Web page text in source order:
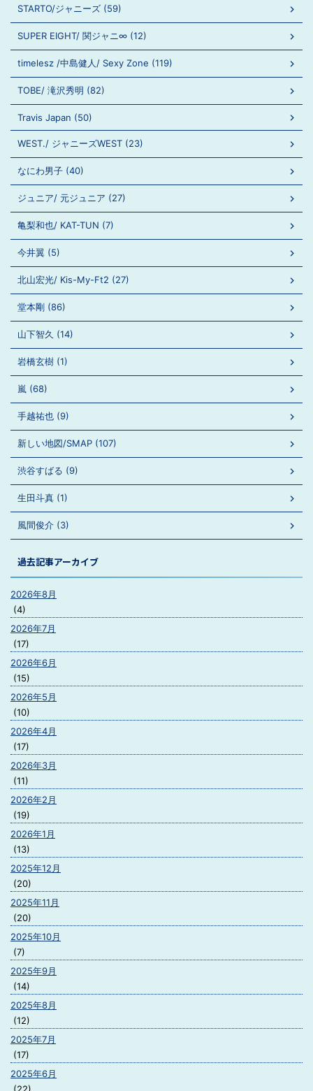
STARTO/ジャニーズ (59)
SUPER EIGHT/ 関ジャニ∞ (12)
timelesz /中島健人/ Sexy Zone (119)
TOBE/ 滝沢秀明 (82)
Travis Japan (50)
WEST./ ジャニーズWEST (23)
なにわ男子 (40)
ジュニア/ 元ジュニア (27)
亀梨和也/ KAT-TUN (7)
今井翼 (5)
北山宏光/ Kis-My-Ft2 (27)
堂本剛 (86)
山下智久 (14)
岩橋玄樹 (1)
嵐 (68)
手越祐也 (9)
新しい地図/SMAP (107)
渋谷すばる (9)
生田斗真 (1)
風間俊介 (3)
過去記事アーカイブ
2026年8月
(4)
2026年7月
(17)
2026年6月
(15)
2026年5月
(10)
2026年4月
(17)
2026年3月
(11)
2026年2月
(19)
2026年1月
(13)
2025年12月
(20)
2025年11月
(20)
2025年10月
(7)
2025年9月
(14)
2025年8月
(12)
2025年7月
(17)
2025年6月